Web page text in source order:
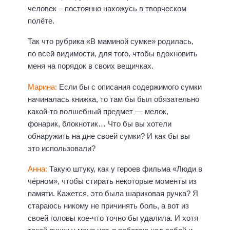
человек – постоянно нахожусь в творческом
полёте.
Так что рубрика «В маминой сумке» родилась,
по всей видимости, для того, чтобы вдохновить
меня на порядок в своих вещичках.
Марина: Если бы с описания содержимого сумки
начиналась книжка, то там бы был обязательно
какой-то волшебный предмет — мелок,
фонарик, блокнотик… Что бы вы хотели
обнаружить на дне своей сумки? И как бы вы
это использовали?
Анна: Такую штуку, как у героев фильма «Люди в
чёрном», чтобы стирать некоторые моменты из
памяти. Кажется, это была шариковая ручка? Я
стараюсь никому не причинять боль, а вот из
своей головы кое-что точно бы удалила. И хотя